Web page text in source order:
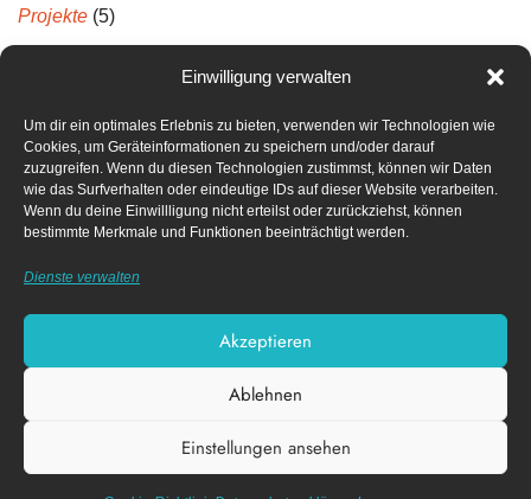
Einwilligung verwalten
Um dir ein optimales Erlebnis zu bieten, verwenden wir Technologien wie
Cookies, um Geräteinformationen zu speichern und/oder darauf
zuzugreifen. Wenn du diesen Technologien zustimmst, können wir Daten
wie das Surfverhalten oder eindeutige IDs auf dieser Website verarbeiten.
Wenn du deine Einwillligung nicht erteilst oder zurückziehst, können
bestimmte Merkmale und Funktionen beeinträchtigt werden.
Dienste verwalten
Akzeptieren
Ablehnen
Einstellungen ansehen
Projekte (5)
Neueste Kommentare
Archiv
Impressum
Cookie-Richtlinie (EU)
Diese Webseite nutzt funktionale Cookies.
X